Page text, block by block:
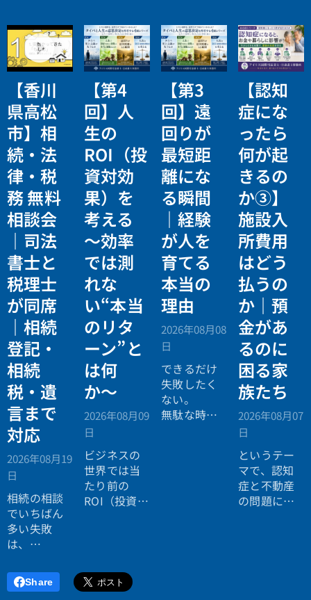
【香川
県高松
市】相
続・法
律・税
務 無料
相談会
｜司法
書士と
税理士
が同席
｜相続
登記・
相続
税・遺
言まで
対応
2026年08月19
日
相続の相談
でいちばん
多い失敗
は、
行ったら登
記の話がで
【第4
回】人
生の
ROI（投
資対効
果）を
考える
〜効率
では測
れな
い“本当
のリタ
ーン”と
は何
か〜
2026年08月09
日
ビジネスの
世界では当
たり前の
ROI（投資対
広がってい
ます。
【第3
回】遠
回りが
最短距
離にな
る瞬間
｜経験
が人を
育てる
本当の
理由
2026年08月08
日
できるだけ
失敗したく
ない。
無駄な時間
【認知
症にな
ったら
何が起
きるの
か③】
施設入
所費用
はどう
払うの
か｜預
金があ
るのに
困る家
族たち
2026年08月07
日
というテー
マで、認知
症と不動産
の問題につ
Share